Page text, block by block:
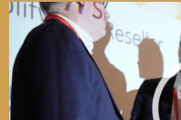
à valeur ajoutée, et
dans la mise en œuvre